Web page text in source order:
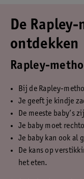
De
ontdekken
Rapley-
Bij de Rapley-
Je geeft je kindje
De meeste baby’s
Je baby moet
Je baby kan ook al
De kans op
het eten.